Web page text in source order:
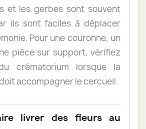
et les gerbes sont souvent
ils sont faciles à déplacer
Pour une couronne, un
pièce sur support, vérifiez
crématorium lorsque la
accompagner le cercueil.
livrer des fleurs au